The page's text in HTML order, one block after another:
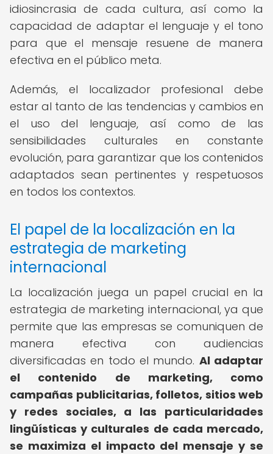
idiosincrasia de cada cultura, así como la
capacidad de adaptar el lenguaje y el tono
para que el mensaje resuene de manera
efectiva en el público meta.
Además, el localizador profesional debe
estar al tanto de las tendencias y cambios en
el uso del lenguaje, así como de las
sensibilidades culturales en constante
evolución, para garantizar que los contenidos
adaptados sean pertinentes y respetuosos
en todos los contextos.
El papel de la localización en la
estrategia de marketing
internacional
La localización juega un papel crucial en la
estrategia de marketing internacional, ya que
permite que las empresas se comuniquen de
manera efectiva con audiencias
diversificadas en todo el mundo. Al adaptar
el contenido de marketing, como
campañas publicitarias, folletos, sitios web
y redes sociales, a las particularidades
lingüísticas y culturales de cada mercado,
se maximiza el impacto del mensaje y se